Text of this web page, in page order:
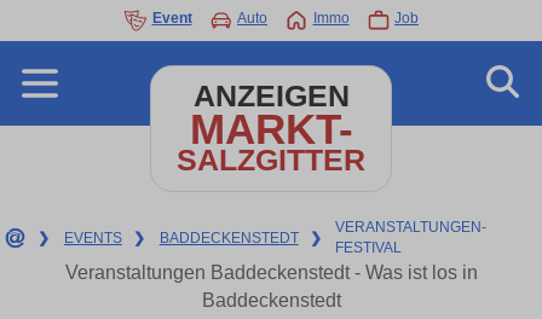
Event Auto Immo Job
ANZEIGEN
MARKT-
SALZGITTER
❯ EVENTS ❯ BADDECKENSTEDT ❯
VERANSTALTUNGEN-
FESTIVAL
Veranstaltungen Baddeckenstedt - Was ist los in
Baddeckenstedt